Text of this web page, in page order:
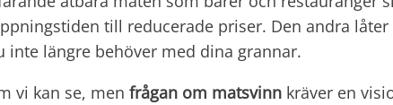
till reducerade priser. Den andra låter
längre behöver med dina grannar.
vi kan se, men frågan om matsvinn kräver en